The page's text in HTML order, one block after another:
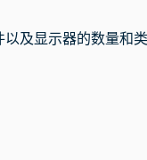
及显示器的数量和